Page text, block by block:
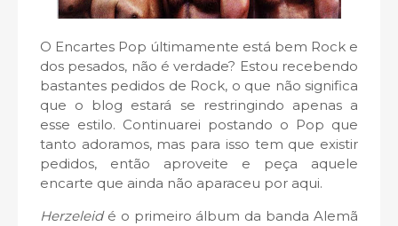
O Encartes Pop últimamente está bem Rock e
dos pesados, não é verdade? Estou recebendo
bastantes pedidos de Rock, o que não significa
que o blog estará se restringindo apenas a
esse estilo. Continuarei postando o Pop que
tanto adoramos, mas para isso tem que existir
pedidos, então aproveite e peça aquele
encarte que ainda não aparaceu por aqui.
Herzeleidé o primeiro álbum da banda Alemã